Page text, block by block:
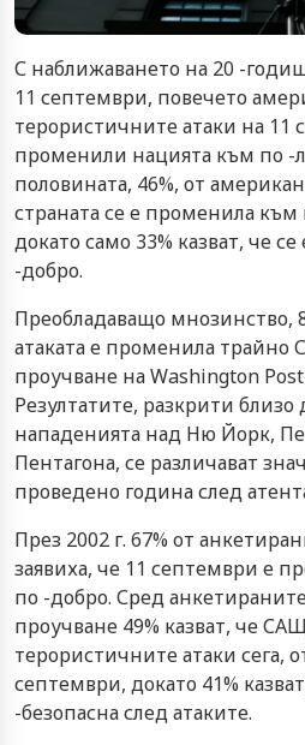
С наближаването на 20 -
11 септември, повечето
терористичните атаки на
променили нацията към по -
половината, 46%, от
страната се е променила
докато само 33% казват, че
-добро.
Преобладаващо мнозинство,
атаката е променила трайно
проучване на Washington
Резултатите, разкрити
нападенията над Ню Йорк,
Пентагона, се различават
проведено година след
През 2002 г. 67% от
заявиха, че 11 септември е
по -добро. Сред
проучване 49% казват, че
терористичните атаки сега,
септември, докато 41%
-безопасна след атаките.